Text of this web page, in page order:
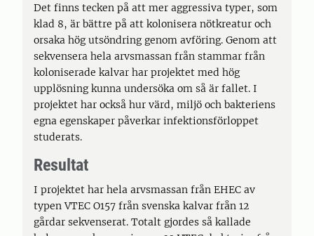
Det finns tecken på att mer aggressiva typer, som
klad 8, är bättre på att kolonisera nötkreatur och
orsaka hög utsöndring genom avföring. Genom att
sekvensera hela arvsmassan från stammar från
koloniserade kalvar har projektet med hög
upplösning kunna undersöka om så är fallet. I
projektet har också hur värd, miljö och bakteriens
egna egenskaper påverkar infektionsförloppet
studerats.
Resultat
I projektet har hela arvsmassan från EHEC av
typen VTEC O157 från svenska kalvar från 12
gårdar sekvenserat. Totalt gjordes så kallade